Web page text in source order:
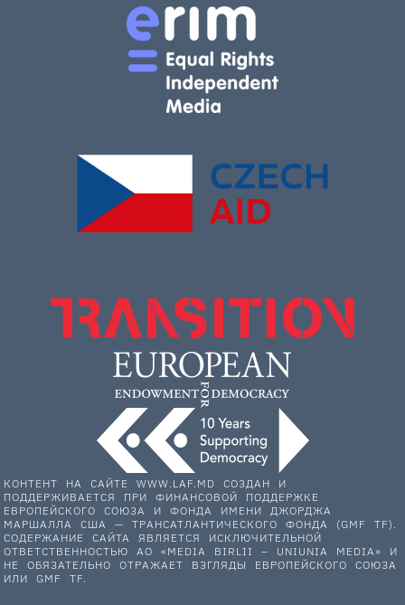
КОНТЕНТ НА САЙТЕ WWW.LAF.MD СОЗДАН И
ПОДДЕРЖИВАЕТСЯ ПРИ ФИНАНСОВОЙ ПОДДЕРЖКЕ
ЕВРОПЕЙСКОГО СОЮЗА И ФОНДА ИМЕНИ ДЖОРДЖА
МАРШАЛЛА США — ТРАНСАТЛАНТИЧЕСКОГО ФОНДА (GMF TF).
СОДЕРЖАНИЕ САЙТА ЯВЛЯЕТСЯ ИСКЛЮЧИТЕЛЬНОЙ
ОТВЕТСТВЕННОСТЬЮ АО «MEDIA BIRLII – UNIUNIA MEDIA» И
НЕ ОБЯЗАТЕЛЬНО ОТРАЖАЕТ ВЗГЛЯДЫ ЕВРОПЕЙСКОГО СОЮЗА
ИЛИ GMF TF.